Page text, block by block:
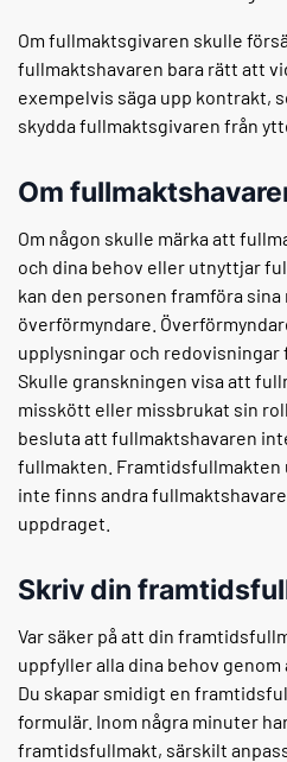
Om fullmaktsgivaren skulle
fullmaktshavaren bara rätt att
exempelvis säga upp kontrakt,
skydda fullmaktsgivaren från
Om
Om någon skulle märka att
och dina behov eller utnyttjar
kan den personen framföra
överförmyndare.
upplysningar och redovisningar
Skulle granskningen visa att
misskött eller missbrukat sin
besluta att fullmaktshavaren
fullmakten. Framtidsfullmakten
inte finns andra
uppdraget.
Skriv din
Var säker på att din
uppfyller alla dina behov
Du skapar smidigt en
formulär. Inom några minuter
framtidsfullmakt, särskilt